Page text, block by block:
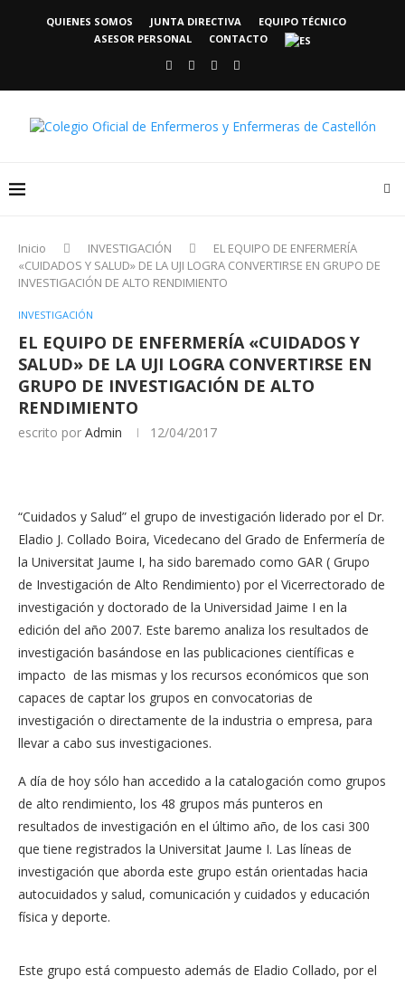
QUIENES SOMOS JUNTA DIRECTIVA
EQUIPO TÉCNICO
ASESOR PERSONAL
CONTACTO
Inicio INVESTIGACIÓN
EL EQUIPO DE ENFERMERÍA
«CUIDADOS Y SALUD» DE LA UJI LOGRA CONVERTIRSE EN GRUPO DE
INVESTIGACIÓN DE ALTO RENDIMIENTO
INVESTIGACIÓN
EL EQUIPO DE ENFERMERÍA «CUIDADOS Y
SALUD» DE LA UJI LOGRA CONVERTIRSE EN
GRUPO DE INVESTIGACIÓN DE ALTO
RENDIMIENTO
escrito por Admin 12/04/2017
“Cuidados y Salud” el grupo de investigación liderado por el Dr.
Eladio J. Collado Boira, Vicedecano del Grado de Enfermería de
la Universitat Jaume I, ha sido baremado como GAR ( Grupo
de Investigación de Alto Rendimiento) por el Vicerrectorado de
investigación y doctorado de la Universidad Jaime I en la
edición del año 2007. Este baremo analiza los resultados de
investigación basándose en las publicaciones científicas e
impacto de las mismas y los recursos económicos que son
capaces de captar los grupos en convocatorias de
investigación o directamente de la industria o empresa, para
llevar a cabo sus investigaciones.
A día de hoy sólo han accedido a la catalogación como grupos
de alto rendimiento, los 48 grupos más punteros en
resultados de investigación en el último año, de los casi 300
que tiene registrados la Universitat Jaume I. Las líneas de
investigación que aborda este grupo están orientadas hacia
autocuidados y salud, comunicación y cuidados y educación
física y deporte.
Este grupo está compuesto además de Eladio Collado, por el